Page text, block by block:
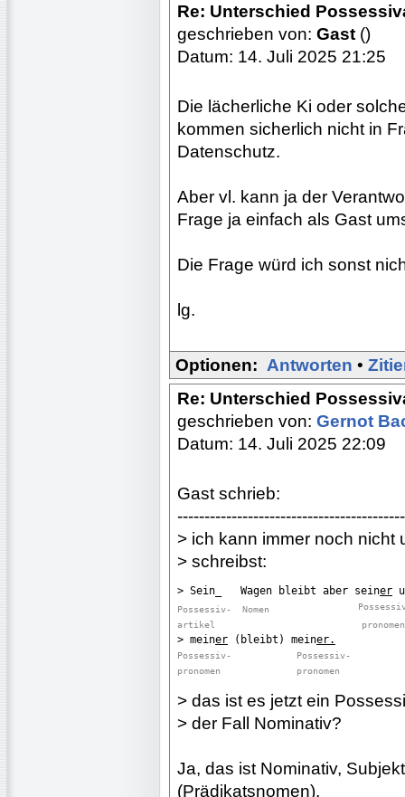
Re: Unterschied
geschrieben von: Gast ()
Datum: 14. Juli 2025 21:25
Die lächerliche Ki oder
kommen sicherlich nicht in
Datenschutz.
Aber vl. kann ja der
Frage ja einfach als Gast
Die Frage würd ich sonst
lg.
Optionen: Antworten •
Re: Unterschied
geschrieben von: Gernot
Datum: 14. Juli 2025 22:09
Gast schrieb:
> ich kann immer noch nicht
> schreibst:
> Sein_   Wagen bleibt aber seiner
Possessiv- Nomen
artikel
pronomen
> meiner (bleibt) meiner.
Possessiv-
Possessiv-
pronomen
pronomen
> das ist es jetzt ein
> der Fall Nominativ?
Ja, das ist Nominativ,
(Prädikatsnomen).